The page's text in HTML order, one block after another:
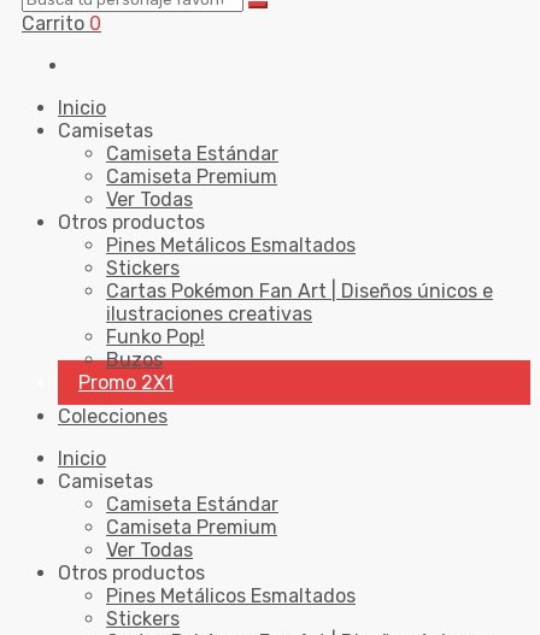
Carrito 0
Inicio
Camisetas
Camiseta Estándar
Camiseta Premium
Ver Todas
Otros productos
Pines Metálicos Esmaltados
Stickers
Cartas Pokémon Fan Art | Diseños únicos e
ilustraciones creativas
Funko Pop!
Buzos
Promo 2X1
Colecciones
Inicio
Camisetas
Camiseta Estándar
Camiseta Premium
Ver Todas
Otros productos
Pines Metálicos Esmaltados
Stickers